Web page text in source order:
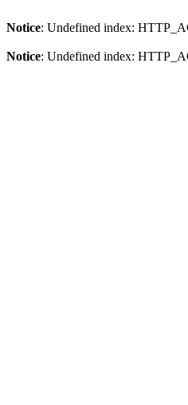
Notice: Undefined index:
Notice: Undefined index: